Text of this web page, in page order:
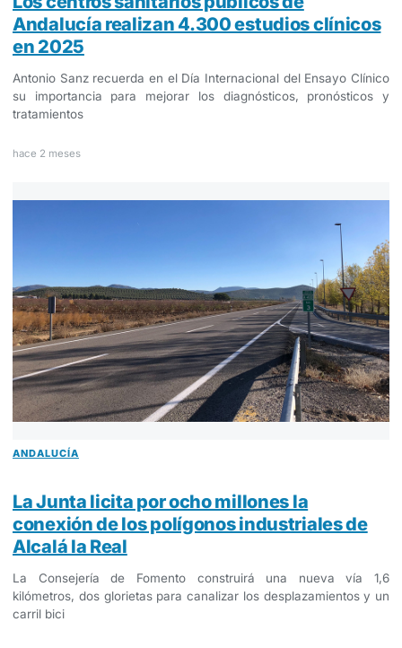
Andalucía realizan 4.300 estudios clínicos
en 2025
Antonio Sanz recuerda en el Día Internacional del Ensayo Clínico
su importancia para mejorar los diagnósticos, pronósticos y
tratamientos
hace 2 meses
ANDALUCÍA
La Junta licita por ocho millones la
conexión de los polígonos industriales de
Alcalá la Real
La Consejería de Fomento construirá una nueva vía 1,6
kilómetros, dos glorietas para canalizar los desplazamientos y un
carril bici